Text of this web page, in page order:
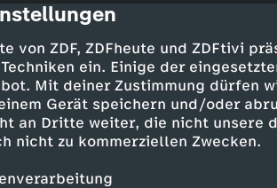
von ZDF, ZDFheute und ZDFtivi
ein. Einige der
Mit deiner Zustimmung dürfen
Gerät speichern und/oder
an Dritte weiter, die nicht unsere
nicht zu kommerziellen Zwecken.